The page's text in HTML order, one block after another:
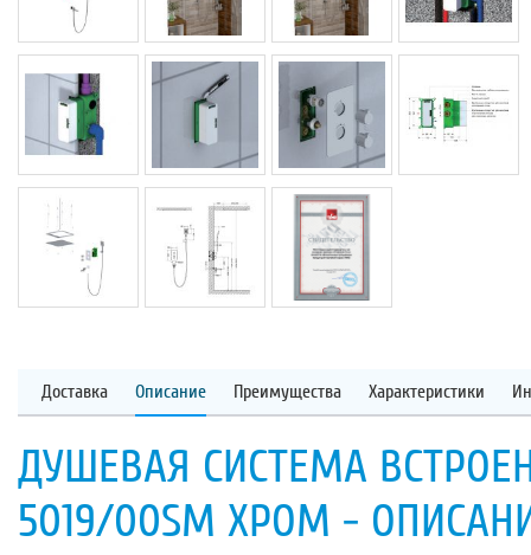
Доставка Описание Преимущества Характеристики
ДУШЕВАЯ СИСТЕМА
5019/00SM ХРОМ -